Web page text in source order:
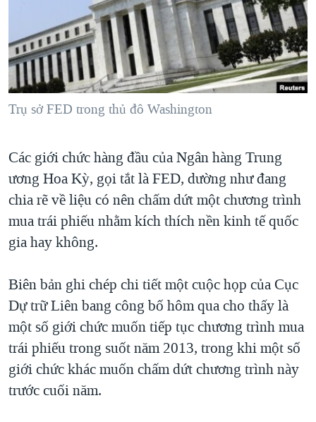
NGƯỜI VIỆT HẢI NGOẠI
ĐỜI SỐNG
KINH TẾ
KHOA HỌC
SỨC KHOẺ
THỂ THAO
GIÁO DỤC
HÀNH TRÌNH BẦU CỬ 2024
MỘT NĂM CHIẾN TRANH TẠI DẢI GAZA
GIẢI MÃ VÀNH ĐAI & CON ĐƯỜNG
NGÀY TỊ NẠN THẾ GIỚI
GROUND ZERO – XƯA VÀ NAY
CHI PHÍ CHIẾN TRANH AFGHANISTAN
CÁC GIÁ TRỊ CỘNG HÒA Ở VIỆT NAM
THƯỢNG ĐỈNH TRUMP-KIM TẠI VIỆT NAM
NGƯ DÂN VIỆT VÀ LÀN SÓNG TRỘM HẢI SÂM
BÊN KIA QUỐC LỘ: TIẾNG VỌNG TỪ NÔNG THÔN MỸ
QUAN HỆ VIỆT MỸ
NGHE
MẠNG XÃ HỘI
Trụ sở FED trong thủ đô Washington
Các giới chức hàng đầu của Ngân hàng Trung
ương Hoa Kỳ, gọi tắt là FED, dường như đang
chia rẽ về liệu có nên chấm dứt một chương trình
mua trái phiếu nhằm kích thích nền kinh tế quốc
gia hay không.
Biên bản ghi chép chi tiết một cuộc họp của Cục
Dự trữ Liên bang công bố hôm qua cho thấy là
một số giới chức muốn tiếp tục chương trình mua
trái phiếu trong suốt năm 2013, trong khi một số
giới chức khác muốn chấm dứt chương trình này
trước cuối năm.